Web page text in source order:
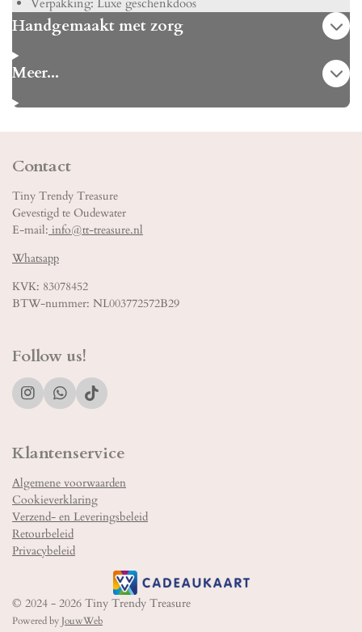
Verpakking: Luxe geschenkdoos
Handgemaakt met zorg
Meer...
Contact
Tiny Trendy Treasure
Gevestigd te Oudewater
E-mail: info@tt-treasure.nl
Whatsapp
KVK: 83078452
BTW-nummer: NL003772572B29
Follow us!
I
n
t
a
r
a
m
W
h
s
p
p
T
i
o
Klantenservice
Algemene voorwaarden
Cookieverklaring
Verzend- en Leveringsbeleid
Retourbeleid
Privacybeleid
© 2024 - 2026 Tiny Trendy Treasure
Powered byJouwWeb